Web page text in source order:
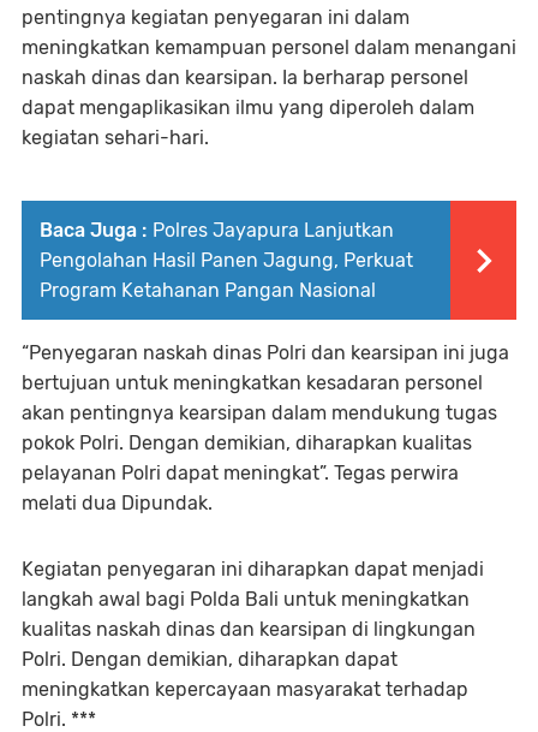
pentingnya kegiatan penyegaran ini dalam
meningkatkan kemampuan personel dalam menangani
naskah dinas dan kearsipan. Ia berharap personel
dapat mengaplikasikan ilmu yang diperoleh dalam
kegiatan sehari-hari.
Baca Juga : Polres Jayapura Lanjutkan
Pengolahan Hasil Panen Jagung, Perkuat
Program Ketahanan Pangan Nasional
“Penyegaran naskah dinas Polri dan kearsipan ini juga
bertujuan untuk meningkatkan kesadaran personel
akan pentingnya kearsipan dalam mendukung tugas
pokok Polri. Dengan demikian, diharapkan kualitas
pelayanan Polri dapat meningkat”. Tegas perwira
melati dua Dipundak.
Kegiatan penyegaran ini diharapkan dapat menjadi
langkah awal bagi Polda Bali untuk meningkatkan
kualitas naskah dinas dan kearsipan di lingkungan
Polri. Dengan demikian, diharapkan dapat
meningkatkan kepercayaan masyarakat terhadap
Polri. ***